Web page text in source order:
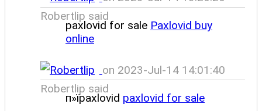
Robertlip said
paxlovid for sale Paxlovid buy
online
on 2023-Jul-14 14:01:40
Robertlip said
п»їpaxlovid paxlovid for sale